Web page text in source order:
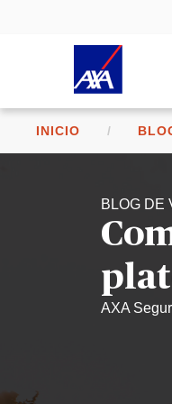
INICIO
BLOG DE
AXA